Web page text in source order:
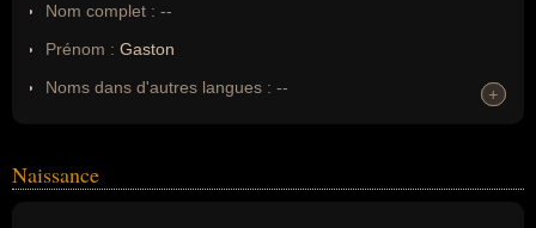
Nom complet : --
Prénom : Gaston
Noms dans d'autres langues : --
Nom de famille :Ouvrard
+
+
Naissance